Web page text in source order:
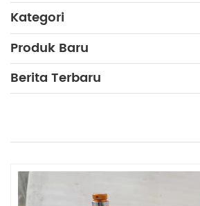
Kategori
Produk Baru
Berita Terbaru